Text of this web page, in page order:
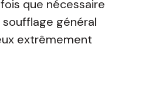
que nécessaire
général
extrêmement